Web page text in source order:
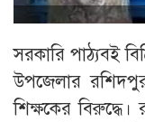
সরকারি পাঠ্যবই
উপজেলার রশিদপুর
শিক্ষকের বিরুদ্ধে।